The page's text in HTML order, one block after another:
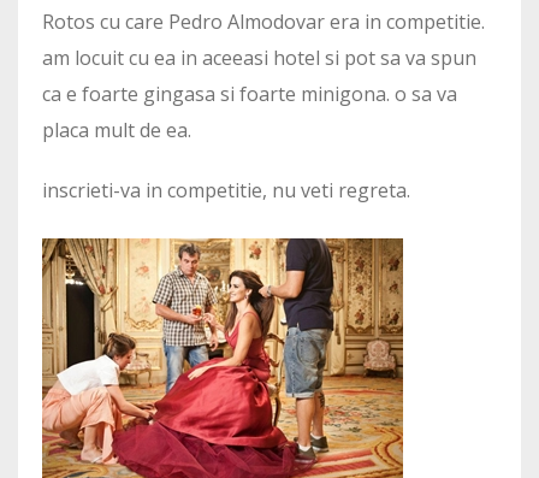
Rotos cu care Pedro Almodovar era in competitie.
am locuit cu ea in aceeasi hotel si pot sa va spun
ca e foarte gingasa si foarte minigona. o sa va
placa mult de ea.
inscrieti-va in competitie, nu veti regreta.